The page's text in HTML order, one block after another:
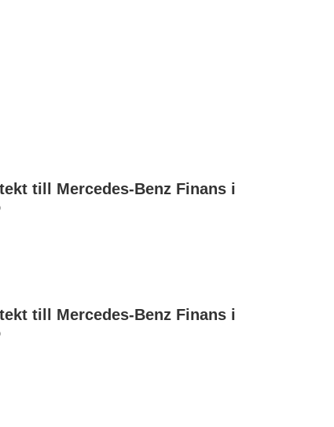
till Mercedes-Benz Finans i
till Mercedes-Benz Finans i